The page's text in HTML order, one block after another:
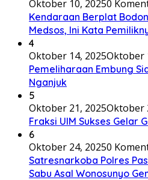
Oktober 10, 20250
Kendaraan Berplat
Medsos, Ini Kata
4
Oktober 14, 2025Oktober
Pemeliharaan Embung
Nganjuk
5
Oktober 21, 2025Oktober
Fraksi UIM Sukses Gelar
6
Oktober 24, 20250
Satresnarkoba Polres
Sabu Asal Wonosunyo